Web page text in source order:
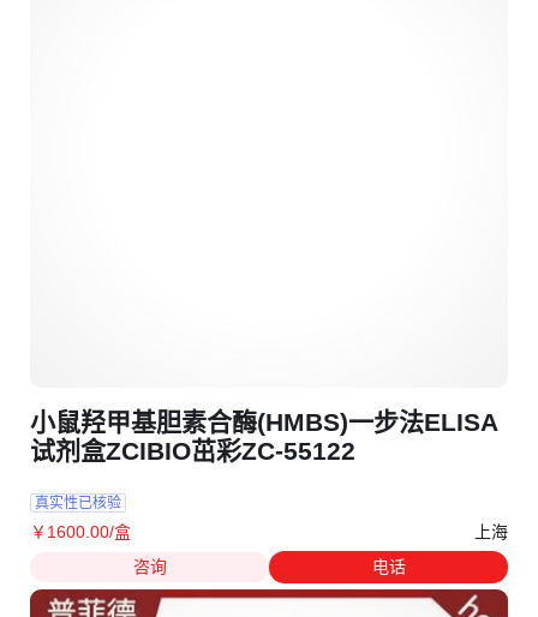
小鼠羟甲基胆素合酶(HMBS)一步法ELISA
试剂盒ZCIBIO茁彩ZC-55122
真实性已核验
￥ 1600 .00/盒
上海
咨询
电话